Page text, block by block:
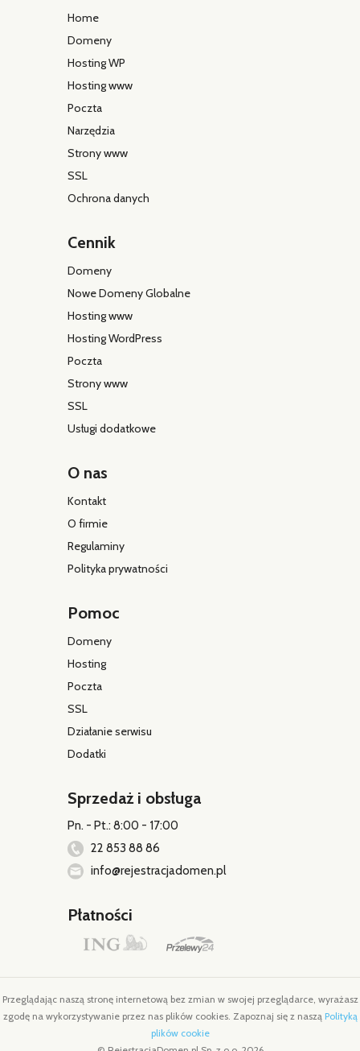
Home
Domeny
Hosting WP
Hosting www
Poczta
Narzędzia
Strony www
SSL
Ochrona danych
Cennik
Domeny
Nowe Domeny Globalne
Hosting www
Hosting WordPress
Poczta
Strony www
SSL
Usługi dodatkowe
O nas
Kontakt
O firmie
Regulaminy
Polityka prywatności
Pomoc
Domeny
Hosting
Poczta
SSL
Działanie serwisu
Dodatki
Sprzedaż i obsługa
Pn. - Pt.: 8:00 - 17:00
22 853 88 86
info@rejestracjadomen.pl
Płatności
Przeglądając naszą stronę internetową bez zmian w swojej przeglądarce, wyrażasz
zgodę na wykorzystywanie przez nas plików cookies. Zapoznaj się z naszą Polityką
plików cookie